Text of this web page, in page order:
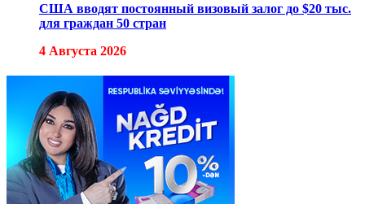
США вводят постоянный визовый залог до $20 тыс.
для граждан 50 стран
4 Августа 2026